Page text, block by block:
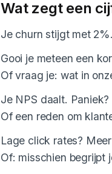
Wat zegt een
Je churn stijgt met
Gooi je meteen een
Of vraag je: wat in
Je NPS daalt. Paniek?
Of een reden om
Lage click rates?
Of: misschien begrijpt